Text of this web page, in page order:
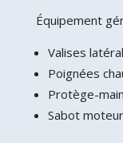
Équipement
Valises
Poignées
Protège-
Sabot moteur